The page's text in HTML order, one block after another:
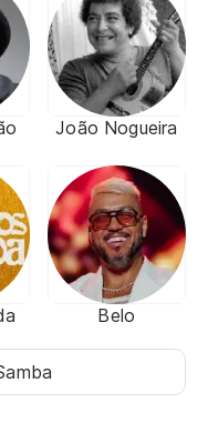
João Nogueira
Belo